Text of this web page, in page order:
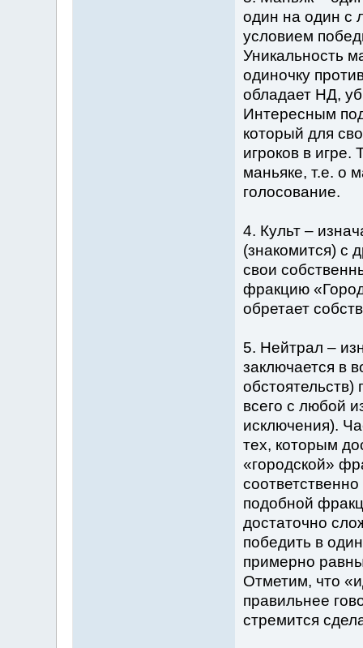
один на один с
условием
Уникальность
одиночку
обладает НД,
Интересным
который для
игроков в
маньяке, т.е. о
голосование.
4. Культ –
(знакомится) с
свои
фракцию
обретает
5. Нейтрал –
заключается в
всего с любой
исключения).
тех, которым
«городской»
подобной
достаточно
победить в
примерно
Отметим, что
правильнее
стремится